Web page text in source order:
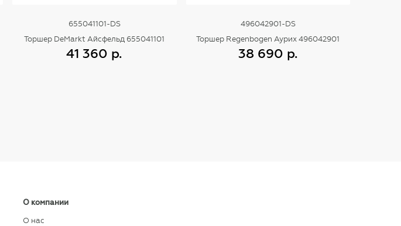
655041101-DS
Торшер DeMarkt Айсфельд 655041101
41 360 р.
496042901-DS
Торшер Regenbogen Аурих 496042901
38 690 р.
О компании
О нас